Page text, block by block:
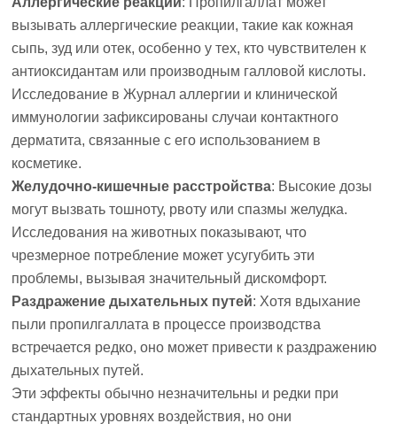
вызывать аллергические реакции, такие как кожная
сыпь, зуд или отек, особенно у тех, кто чувствителен к
антиоксидантам или производным галловой кислоты.
Исследование вЖурнал аллергии и клинической
иммунологии зафиксированы случаи контактного
дерматита, связанные с его использованием в
косметике.
Желудочно-кишечные расстройства: Высокие дозы
могут вызвать тошноту, рвоту или спазмы желудка.
Исследования на животных показывают, что
чрезмерное потребление может усугубить эти
проблемы, вызывая значительный дискомфорт.
Раздражение дыхательных путей: Хотя вдыхание
пыли пропилгаллата в процессе производства
встречается редко, оно может привести к раздражению
дыхательных путей.
Эти эффекты обычно незначительны и редки при
стандартных уровнях воздействия, но они